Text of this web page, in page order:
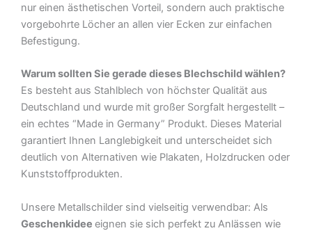
nur einen ästhetischen Vorteil, sondern auch praktische
vorgebohrte Löcher an allen vier Ecken zur einfachen
Befestigung.
Warum sollten Sie gerade dieses Blechschild wählen?
Es besteht aus Stahlblech von höchster Qualität aus
Deutschland und wurde mit großer Sorgfalt hergestellt –
ein echtes “Made in Germany” Produkt. Dieses Material
garantiert Ihnen Langlebigkeit und unterscheidet sich
deutlich von Alternativen wie Plakaten, Holzdrucken oder
Kunststoffprodukten.
Unsere Metallschilder sind vielseitig verwendbar: Als
Geschenkidee eignen sie sich perfekt zu Anlässen wie